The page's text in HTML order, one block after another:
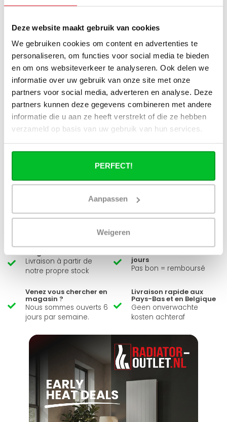
Deze website maakt gebruik van cookies
We gebruiken cookies om content en advertenties te
personaliseren, om functies voor social media te bieden
en om ons websiteverkeer te analyseren. Ook delen we
informatie over uw gebruik van onze site met onze
partners voor social media, adverteren en analyse. Deze
partners kunnen deze gegevens combineren met andere
informatie die u aan ze heeft verstrekt of die ze hebben
verzameld op basis van uw gebruik van hun services.
PERFECT!
Aanpassen
Weigeren
J'ai une installation de pompe à chaleur
radiateurs du site ?
Puis-je utiliser tous les radiateurs du site
en combinaison avec un chauffage
urbain ?
Un radiateur panneau fonctionne-t-il à
40°C ?
Simon est heureux de vous aider et peut répondre à
Large éventail
Livraison à partir de
notre propre stock
Délai de réflexion de 14
jours
Pas bon = remboursé
Venez vous chercher en
magasin ?
Nous sommes ouverts 6
jours par semaine.
Livraison rapide aux
Pays-Bas et en Belgique
Geen onverwachte
kosten achteraf